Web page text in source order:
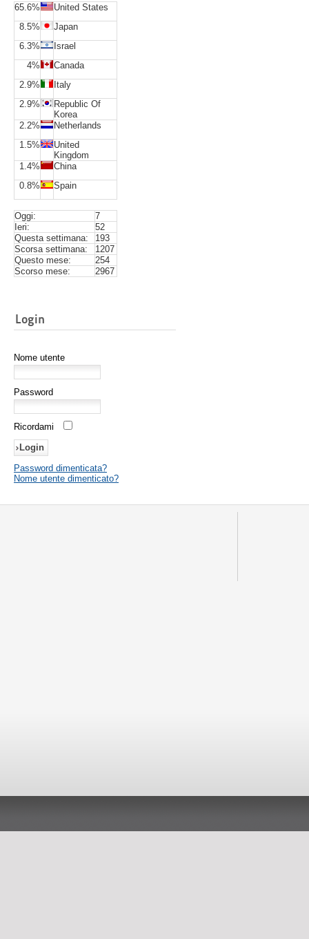
65.6%
United States
8.5%
Japan
6.3%
Israel
4%
Canada
2.9%
Italy
2.9%
Republic Of
Korea
2.2%
Netherlands
1.5%
United
Kingdom
1.4%
China
0.8%
Spain
Oggi:
7
Ieri:
52
Questa settimana:
193
Scorsa settimana:
1207
Questo mese:
254
Scorso mese:
2967
Login
Nome utente
Password
Ricordami
Password dimenticata?
Nome utente dimenticato?